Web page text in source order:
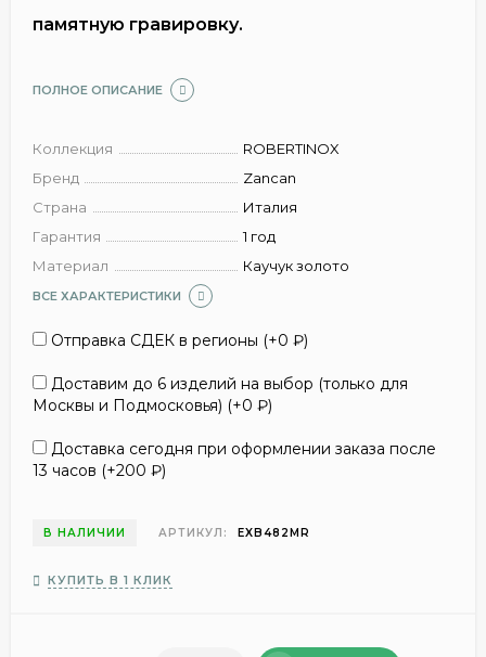
памятную гравировку.
ПОЛНОЕ ОПИСАНИЕ
Коллекция
ROBERTINOX
Бренд
Zancan
Страна
Италия
Гарантия
1 год
Материал
Каучук золото
ВСЕ ХАРАКТЕРИСТИКИ
Отправка СДЕК в регионы (+0 ₽)
Доставим до 6 изделий на выбор (только для
Москвы и Подмосковья) (+0 ₽)
Доставка сегодня при оформлении заказа после
13 часов (+200 ₽)
В НАЛИЧИИ АРТИКУЛ: EXB482MR
КУПИТЬ В 1 КЛИК